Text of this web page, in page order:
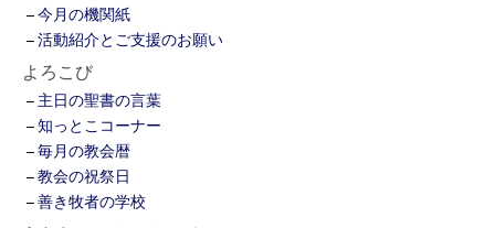
今月の機関紙
活動紹介とご支援のお願い
よろこび
主日の聖書の言葉
知っとこコーナー
毎月の教会暦
教会の祝祭日
善き牧者の学校